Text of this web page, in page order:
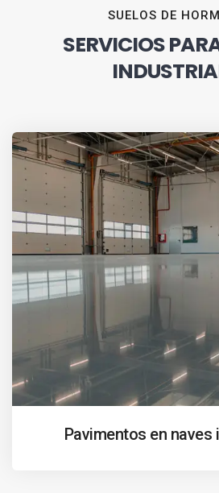
SUELOS DE
SERVICIOS
Pavimentos en naves